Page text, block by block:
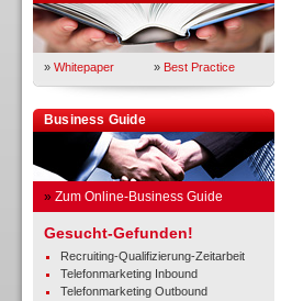
» Whitepaper » Best Practice
Business Guide
» Zum Online-Business Guide
Gesucht-Gefunden!
Recruiting-Qualifizierung-Zeitarbeit
Telefonmarketing Inbound
Telefonmarketing Outbound